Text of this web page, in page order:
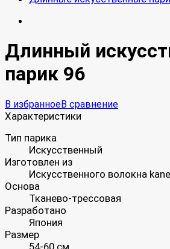
Длинный
парик 96
В избранноеВ сравнение
Характеристики
Тип парика
Искусственный
Изготовлен из
Искусственного волокна
Основа
Тканево-трессовая
Разработано
Япония
Размер
54-60 см